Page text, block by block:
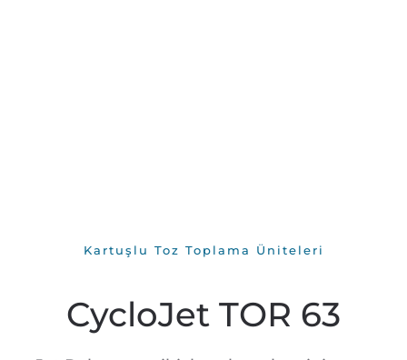
Kartuşlu Toz Toplama Üniteleri
CycloJet TOR 63